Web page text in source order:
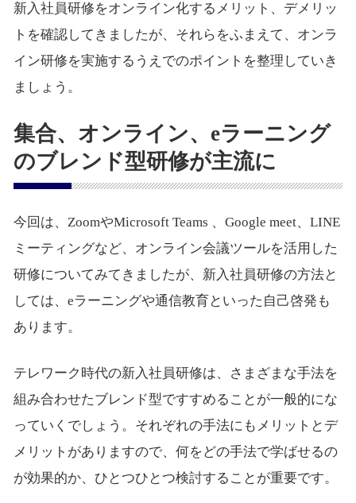
新入社員研修をオンライン化するメリット、デメリッ
トを確認してきましたが、それらをふまえて、オンラ
イン研修を実施するうえでのポイントを整理していき
ましょう。
集合、オンライン、eラーニング
のブレンド型研修が主流に
今回は、ZoomやMicrosoft Teams 、Google meet、LINE
ミーティングなど、オンライン会議ツールを活用した
研修についてみてきましたが、新入社員研修の方法と
しては、eラーニングや通信教育といった自己啓発も
あります。
テレワーク時代の新入社員研修は、さまざまな手法を
組み合わせたブレンド型ですすめることが一般的にな
っていくでしょう。それぞれの手法にもメリットとデ
メリットがありますので、何をどの手法で学ばせるの
が効果的か、ひとつひとつ検討することが重要です。